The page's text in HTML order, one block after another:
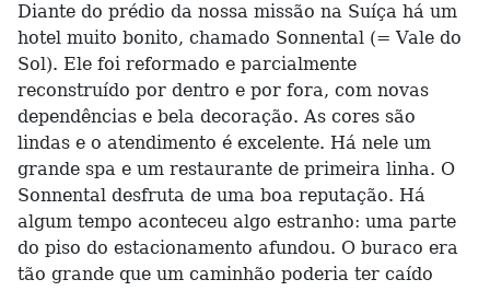
Diante do prédio da nossa missão na Suíça há um
hotel muito bonito, chamado Sonnental (= Vale do
Sol). Ele foi reformado e parcialmente
reconstruído por dentro e por fora, com novas
dependências e bela decoração. As cores são
lindas e o atendimento é excelente. Há nele um
grande spa e um restaurante de primeira linha. O
Sonnental desfruta de uma boa reputação. Há
algum tempo aconteceu algo estranho: uma parte
do piso do estacionamento afundou. O buraco era
tão grande que um caminhão poderia ter caído